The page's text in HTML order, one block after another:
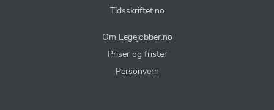
Tidsskriftet.no
Om Legejobber.no
Priser og frister
Personvern